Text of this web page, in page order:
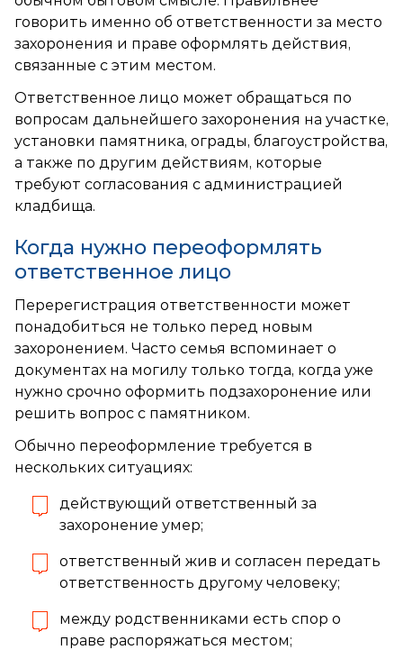
говорить именно об ответственности за место
захоронения и праве оформлять действия,
связанные с этим местом.
Ответственное лицо может обращаться по
вопросам дальнейшего захоронения на участке,
установки памятника, ограды, благоустройства,
а также по другим действиям, которые
требуют согласования с администрацией
кладбища.
Когда нужно переоформлять
ответственное лицо
Перерегистрация ответственности может
понадобиться не только перед новым
захоронением. Часто семья вспоминает о
документах на могилу только тогда, когда уже
нужно срочно оформить подзахоронение или
решить вопрос с памятником.
Обычно переоформление требуется в
нескольких ситуациях:
действующий ответственный за
захоронение умер;
ответственный жив и согласен передать
ответственность другому человеку;
между родственниками есть спор о
праве распоряжаться местом;